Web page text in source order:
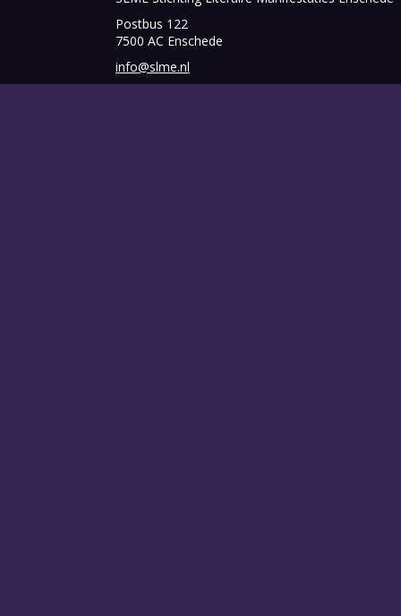
Postbus 122
7500 AC Enschede
info@slme.nl